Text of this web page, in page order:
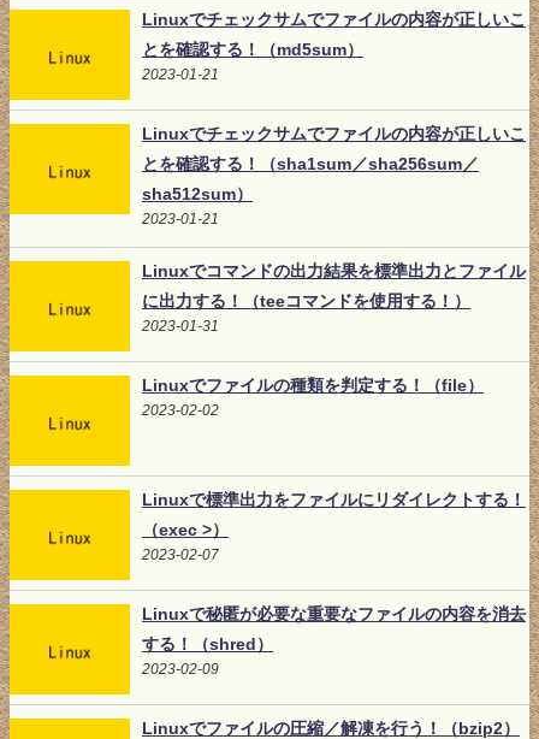
Linuxでチェックサムでファイルの内容が正しいこ
とを確認する！（md5sum）
2023-01-21
Linuxでチェックサムでファイルの内容が正しいこ
とを確認する！（sha1sum／sha256sum／
sha512sum）
2023-01-21
Linuxでコマンドの出力結果を標準出力とファイル
に出力する！（teeコマンドを使用する！）
2023-01-31
Linuxでファイルの種類を判定する！（file）
2023-02-02
Linuxで標準出力をファイルにリダイレクトする！
（exec >）
2023-02-07
Linuxで秘匿が必要な重要なファイルの内容を消去
する！（shred）
2023-02-09
Linuxでファイルの圧縮／解凍を行う！（bzip2）